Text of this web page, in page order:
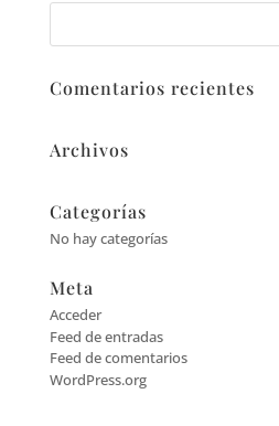
Comentarios recientes
Archivos
Categorías
No hay categorías
Meta
Acceder
Feed de entradas
Feed de comentarios
WordPress.org